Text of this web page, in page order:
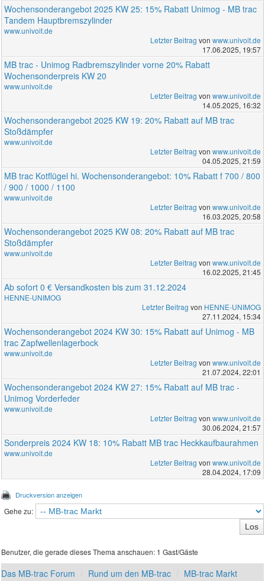
Wochensonderangebot 2025 KW 25: 15% Rabatt Unimog - MB trac
Tandem Hauptbremszylinder
www.univoit.de
Letzter Beitrag von www.univoit.de
17.06.2025, 19:57
MB trac - Unimog Radbremszylinder vorne 20% Rabatt
Wochensonderpreis KW 20
www.univoit.de
Letzter Beitrag von www.univoit.de
14.05.2025, 16:32
Wochensonderangebot 2025 KW 19: 20% Rabatt auf MB trac
Stoßdämpfer
www.univoit.de
Letzter Beitrag von www.univoit.de
04.05.2025, 21:59
MB trac Kotflügel hi. Wochensonderangebot: 10% Rabatt f 700 / 800
/ 900 / 1000 / 1100
www.univoit.de
Letzter Beitrag von www.univoit.de
16.03.2025, 20:58
Wochensonderangebot 2025 KW 08: 20% Rabatt auf MB trac
Stoßdämpfer
www.univoit.de
Letzter Beitrag von www.univoit.de
16.02.2025, 21:45
Ab sofort 0 € Versandkosten bis zum 31.12.2024
HENNE-UNIMOG
Letzter Beitrag von HENNE-UNIMOG
27.11.2024, 15:34
Wochensonderangebot 2024 KW 30: 15% Rabatt auf Unimog - MB
trac Zapfwellenlagerbock
www.univoit.de
Letzter Beitrag von www.univoit.de
21.07.2024, 22:01
Wochensonderangebot 2024 KW 27: 15% Rabatt auf MB trac -
Unimog Vorderfeder
www.univoit.de
Letzter Beitrag von www.univoit.de
30.06.2024, 21:57
Sonderpreis 2024 KW 18: 10% Rabatt MB trac Heckkaufbaurahmen
www.univoit.de
Letzter Beitrag von www.univoit.de
28.04.2024, 17:09
Druckversion anzeigen
Gehe zu:
Benutzer, die gerade dieses Thema anschauen: 1 Gast/Gäste
Das MB-trac Forum Rund um den MB-trac MB-trac Markt